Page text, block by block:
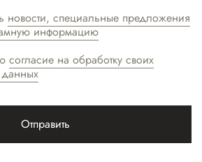
новости, специальные предложения
информацию
согласие на обработку своих
Отправить